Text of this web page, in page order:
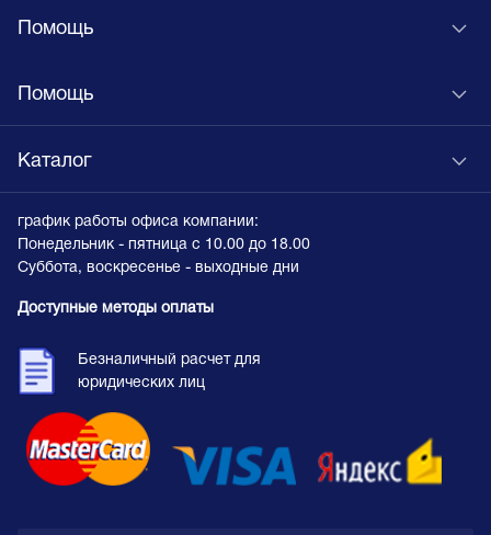
Помощь
Помощь
Каталог
график работы офиса компании:
Понедельник - пятница с 10.00 до 18.00
Суббота, воскресенье - выходные дни
Доступные методы оплаты
Безналичный расчет для
юридических лиц